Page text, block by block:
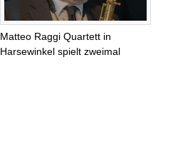
Matteo Raggi Quartett in
Harsewinkel spielt zweimal